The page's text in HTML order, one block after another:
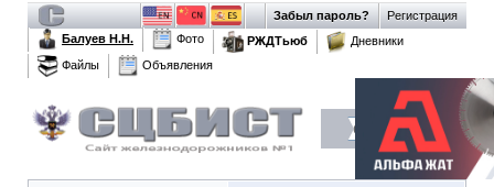
Регистрация
Забыл пароль?
Балуев Н.Н.
Фото РЖДТьюб
Дневники
Файлы
Объявления